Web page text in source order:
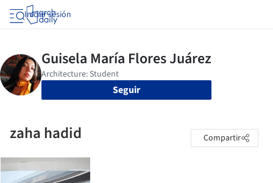
Iniciar sesión
Seguir
zaha hadid Compartir